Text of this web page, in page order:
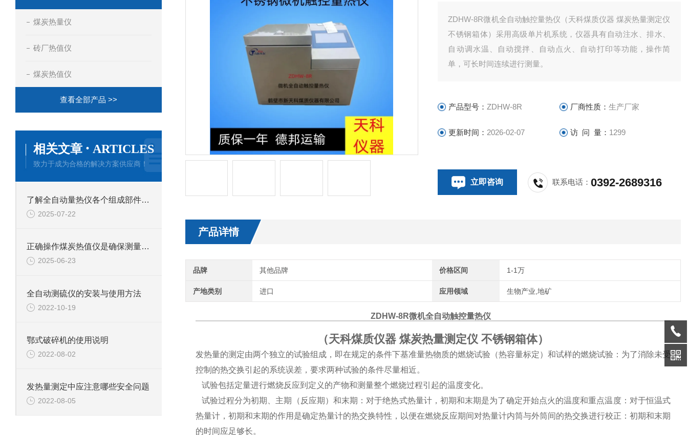
ZDHW-8R微机全自动触控量热仪（天科煤质仪器 煤炭热量测定仪
不锈钢箱体）采用高级单片机系统，仪器具有自动注水、排水、
自动调水温、自动搅拌、自动点火、自动打印等功能，操作简
单，可长时间连续进行测量。
产品型号：ZDHW-8R 厂商性质： 生产厂家
更新时间： 2026-02-07 访 问 量： 1299
立即咨询 联系电话：0392-2689316
产品详情
品牌 其他品牌 价格区间 1-1万
产地类别 进口 应用领域 生物产业,地矿
ZDHW-8R微机全自动触控量热仪
（天科煤质仪器 煤炭热量测定仪 不锈钢箱体）
发热量的测定由两个独立的试验组成，即在规定的条件下基准量热物质的燃烧试验（热容量标定）和试样的燃烧试验：为了消除未受
控制的热交换引起的系统误差，要求两种试验的条件尽量相近。
试验包括定量进行燃烧反应到定义的产物和测量整个燃烧过程引起的温度变化。
试验过程分为初期、主期（反应期）和末期：对于绝热式热量计，初期和末期是为了确定开始点火的温度和重点温度：对于恒温式
热量计，初期和末期的作用是确定热量计的热交换特性，以便在燃烧反应期间对热量计内筒与外筒间的热交换进行校正：初期和末期
的时间应足够长。
煤炭热量仪
砖厂热值仪
煤炭热值仪
查看全部产品 >>
相关文章 · ARTICLES
致力于成为合格的解决方案供应商！
了解全自动量热仪各个组成部件功能特点才能更好的使用它
2025-07-22
正确操作煤炭热值仪是确保测量结果准确性的关键
2025-06-23
全自动测硫仪的安装与使用方法
2022-10-19
鄂式破碎机的使用说明
2022-08-02
发热量测定中应注意哪些安全问题
2022-08-05